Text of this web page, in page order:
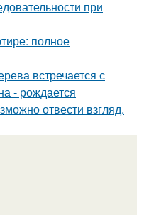
при
полное
встречается с
- рождается
отвести взгляд.